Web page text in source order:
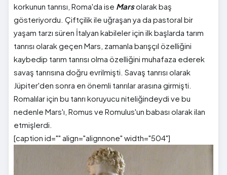
korkunun tanrısı, Roma'da ise Marsolarak baş
gösteriyordu. Çiftçilik ile uğraşan ya da pastoral bir
yaşam tarzı süren İtalyan kabileler için ilk başlarda tarım
tanrısı olarak geçen Mars, zamanla barışçıl özelliğini
kaybedip tarım tanrısı olma özelliğini muhafaza ederek
savaş tanrısına doğru evrilmişti. Savaş tanrısı olarak
Jüpiter'den sonra en önemli tanrılar arasına girmişti.
Romalılar için bu tanrı koruyucu niteliğindeydi ve bu
nedenle Mars'ı, Romus ve Romulus'un babası olarak ilan
etmişlerdi.
[caption id="" align="alignnone" width="504"]